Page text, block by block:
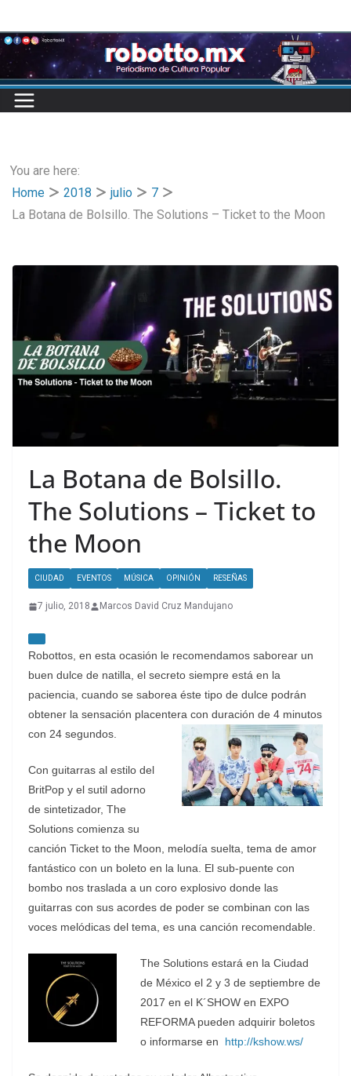
to
content
You are here:
Home
2018 julio
7
La Botana de Bolsillo. The Solutions – Ticket to the Moon
La Botana de Bolsillo.
The Solutions – Ticket to
the Moon
CIUDAD EVENTOS MÚSICA OPINIÓN RESEÑAS
7 julio, 2018 Marcos David Cruz Mandujano
Robottos, en esta ocasión le recomendamos saborear un
buen dulce de natilla, el secreto siempre está en la
paciencia, cuando se saborea éste tipo de dulce podrán
obtener la sensación placentera con duración de 4 minutos
con 24 segundos.
Con guitarras al estilo del
BritPop y el sutil adorno
de sintetizador, The
Solutions comienza su
canción Ticket to the Moon, melodía suelta, tema de amor
fantástico con un boleto en la luna. El sub-puente con
bombo nos traslada a un coro explosivo donde las
guitarras con sus acordes de poder se combinan con las
voces melódicas del tema, es una canción recomendable.
The Solutions estará en la Ciudad
de México el 2 y 3 de septiembre de
2017 en el K´SHOW en EXPO
REFORMA pueden adquirir boletos
o informarse en http://kshow.ws/